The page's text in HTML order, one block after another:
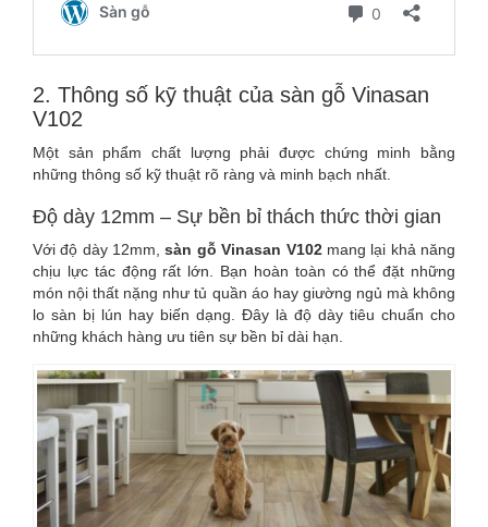
2. Thông số kỹ thuật của sàn gỗ Vinasan
V102
Một sản phẩm chất lượng phải được chứng minh bằng
những thông số kỹ thuật rõ ràng và minh bạch nhất.
Độ dày 12mm – Sự bền bỉ thách thức thời gian
Với độ dày 12mm,sàn gỗ Vinasan V102mang lại khả năng
chịu lực tác động rất lớn. Bạn hoàn toàn có thể đặt những
món nội thất nặng như tủ quần áo hay giường ngủ mà không
lo sàn bị lún hay biến dạng. Đây là độ dày tiêu chuẩn cho
những khách hàng ưu tiên sự bền bỉ dài hạn.